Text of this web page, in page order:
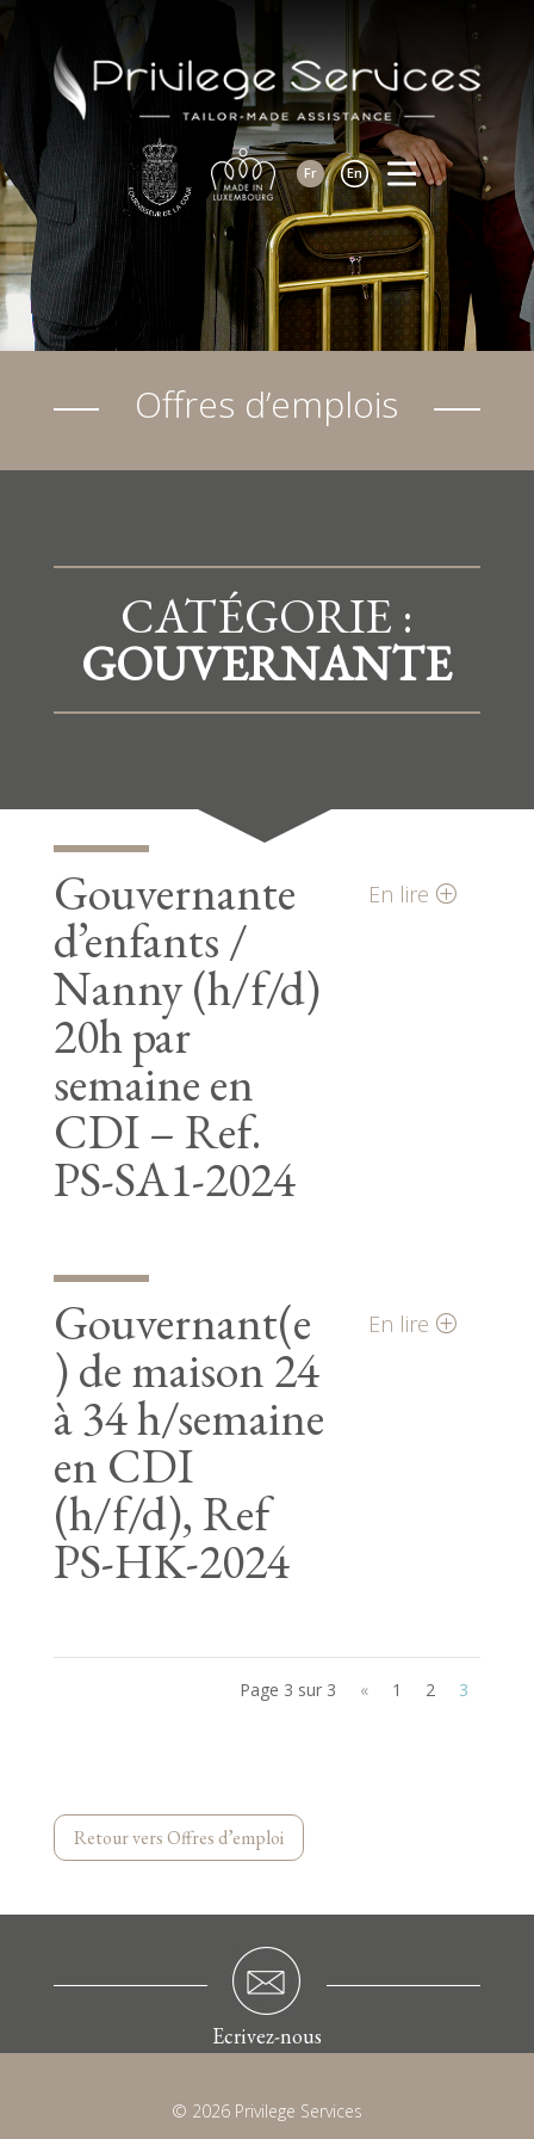
Fr En
Offres d’emplois
CATÉGORIE :
GOUVERNANTE
Gouvernante
d’enfants /
Nanny (h/f/d)
20h par
semaine en
CDI – Ref.
PS-SA1-2024
En lire
Gouvernant(e
) de maison 24
à 34 h/semaine
en CDI
(h/f/d), Ref
PS-HK-2024
En lire
Page 3 sur 3 « 1 2 3
Retour vers Offres d’emploi
Ecrivez-nous
© 2026 Privilege Services